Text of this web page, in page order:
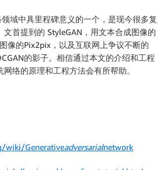
域中具里程碑意义的一个，是现今很多复
首提到的 StyleGAN，用文本合成图像的
像的Pix2pix，以及互联网上争议不断的
的影子。相信通过本文的介绍和工程
络的原理和工程方法会有所帮助。
wiki/Generativeadversarialnetwork